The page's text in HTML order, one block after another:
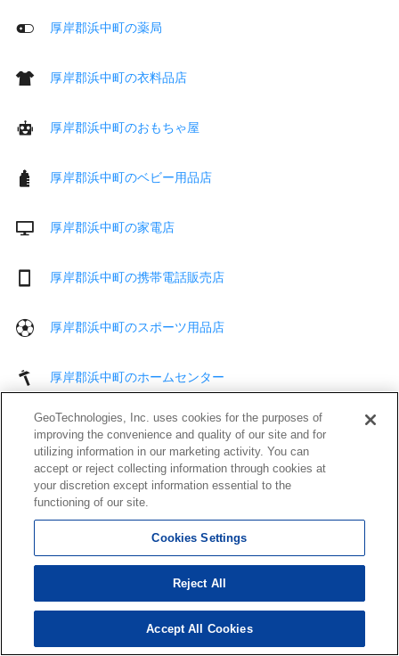
厚岸郡浜中町の薬局
厚岸郡浜中町の衣料品店
厚岸郡浜中町のおもちゃ屋
厚岸郡浜中町のベビー用品店
厚岸郡浜中町の家電店
厚岸郡浜中町の携帯電話販売店
厚岸郡浜中町のスポーツ用品店
厚岸郡浜中町のホームセンター
厚岸郡浜中町の家具・インテリア店
厚岸郡浜中町のリサイクルショップ
厚岸郡浜中町の書店
GeoTechnologies, Inc. uses cookies for the purposes of
improving the convenience and quality of our site and for
utilizing information in our marketing activity. You can
accept or reject collecting information through cookies at
your discretion except information essential to the
functioning of our site.
Cookies Settings
Reject All
Accept All Cookies